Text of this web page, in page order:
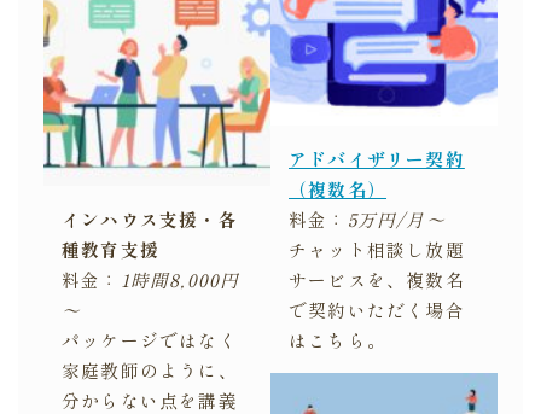
インハウス支援・各
種教育支援
料金： 1時間8,000円
～
パッケージではなく
家庭教師のように、
分からない点を講義
アドバイザリー契約
（複数名）
料金： 5万円/月～
チャット相談し放題
サービスを、複数名
で契約いただく場合
はこちら。